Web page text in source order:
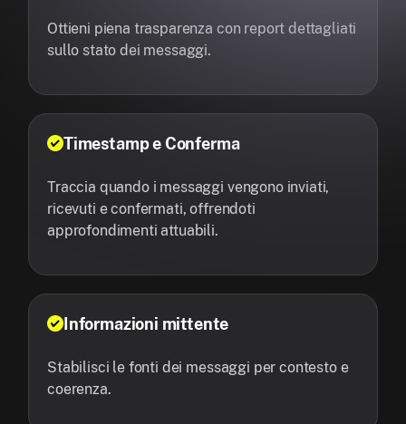
Ottieni piena trasparenza con report dettagliati
sullo stato dei messaggi.
Timestamp e Conferma
Traccia quando i messaggi vengono inviati,
ricevuti e confermati, offrendoti
approfondimenti attuabili.
Informazioni mittente
Stabilisci le fonti dei messaggi per contesto e
coerenza.